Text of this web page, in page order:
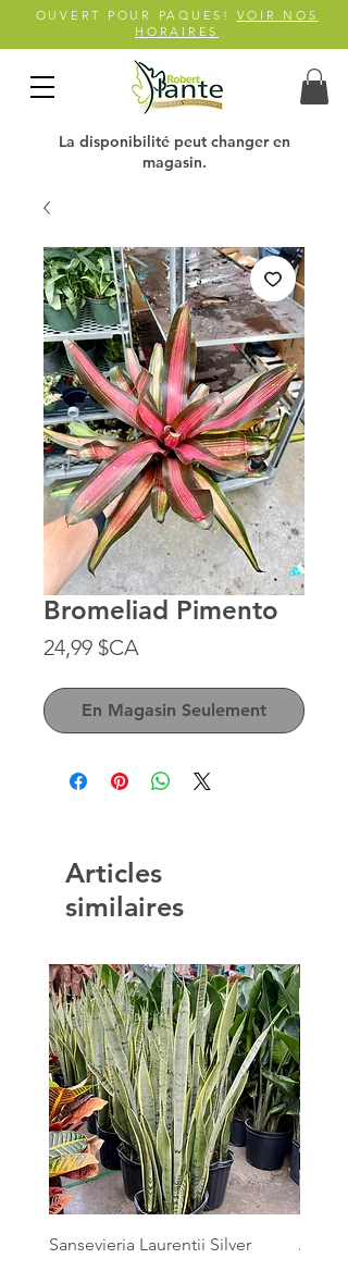
OUVERT POUR PAQUES! VOIR NOS
HORAIRES
La disponibilité peut changer en
magasin.
Bromeliad Pimento
24,99 $CA
En Magasin Seulement
Articles
similaires
Sansevieria Laurentii Silver